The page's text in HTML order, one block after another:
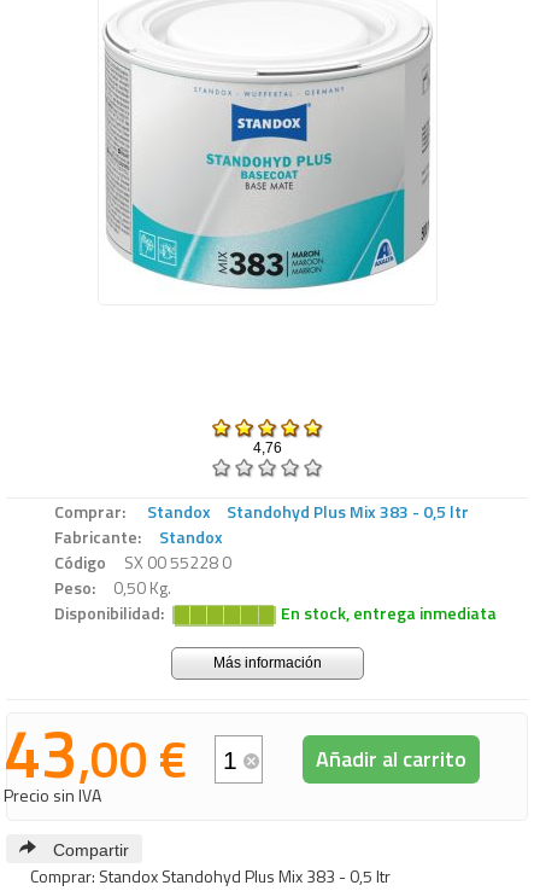
4,76
Comprar: Standox
Standohyd Plus Mix 383 - 0,5 ltr
Fabricante:
Standox
Código
SX 00 55228 0
Peso:
0,50 Kg.
Disponibilidad:
En stock, entrega inmediata
Más información
43,00 €
Precio sin IVA
Añadir al carrito
Compartir
Comprar: Standox Standohyd Plus Mix 383 - 0,5 ltr